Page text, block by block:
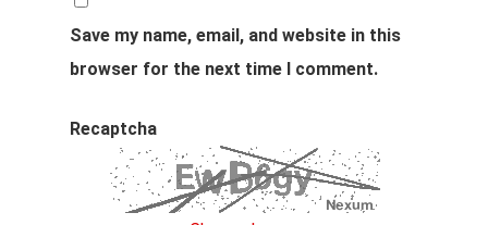
Save my name, email, and website in this
browser for the next time I comment.
Recaptcha